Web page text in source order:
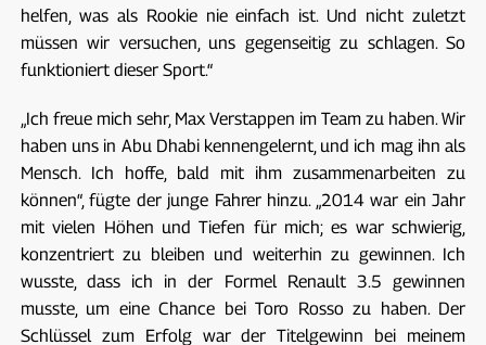
helfen, was als Rookie nie einfach ist. Und nicht zuletzt
müssen wir versuchen, uns gegenseitig zu schlagen. So
funktioniert dieser Sport.“
„Ich freue mich sehr, Max Verstappen im Team zu haben. Wir
haben uns in Abu Dhabi kennengelernt, und ich mag ihn als
Mensch. Ich hoffe, bald mit ihm zusammenarbeiten zu
können“, fügte der junge Fahrer hinzu. „2014 war ein Jahr
mit vielen Höhen und Tiefen für mich; es war schwierig,
konzentriert zu bleiben und weiterhin zu gewinnen. Ich
wusste, dass ich in der Formel Renault 3.5 gewinnen
musste, um eine Chance bei Toro Rosso zu haben. Der
Schlüssel zum Erfolg war der Titelgewinn bei meinem